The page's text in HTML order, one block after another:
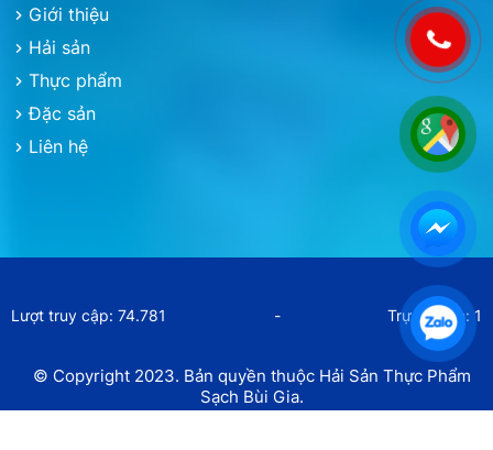
Giới thiệu
Hải sản
Thực phẩm
Đặc sản
Liên hệ
© Copyright 2023. Bản quyền thuộc Hải Sản Thực Phẩm
Sạch Bùi Gia.
Lượt truy cập: 74.781 - Trực tuyến: 1